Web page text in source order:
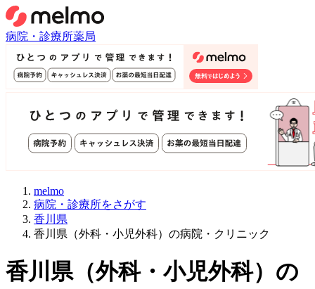
病院・診療所薬局
melmo
病院・診療所をさがす
香川県
香川県（外科・小児外科）の病院・クリニック
香川県（外科・小児外科） の